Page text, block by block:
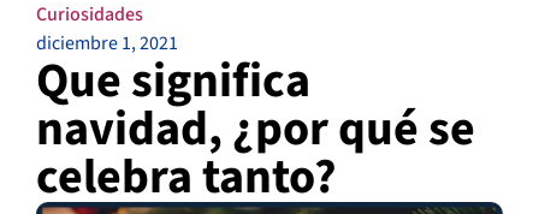
Curiosidades
diciembre 1, 2021
Que significa
navidad, ¿por qué se
celebra tanto?